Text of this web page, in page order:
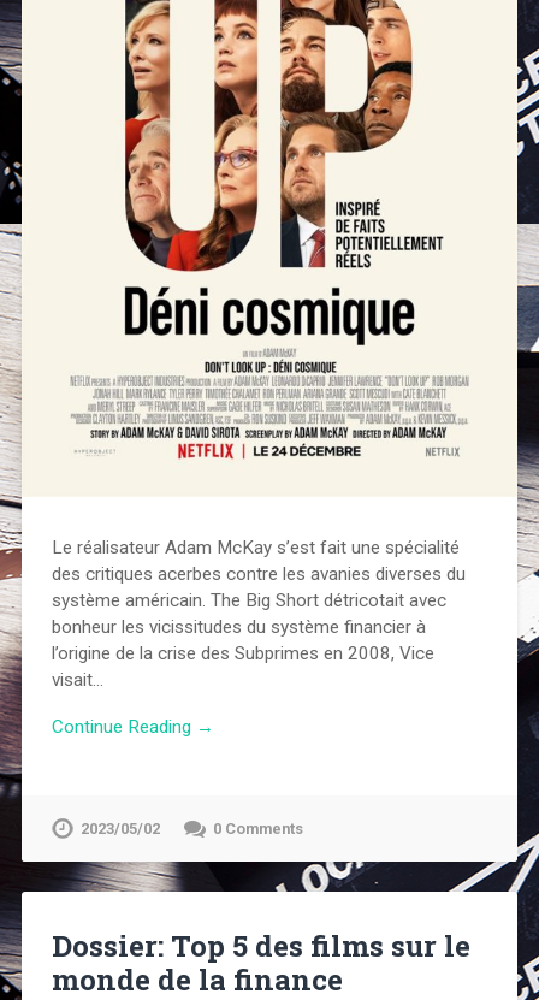
Le réalisateur Adam McKay s’est fait une spécialité
des critiques acerbes contre les avanies diverses du
système américain. The Big Short détricotait avec
bonheur les vicissitudes du système financier à
l’origine de la crise des Subprimes en 2008, Vice
visait…
Continue Reading →
2023/05/02 0 Comments
Dossier: Top 5 des films sur le
monde de la finance